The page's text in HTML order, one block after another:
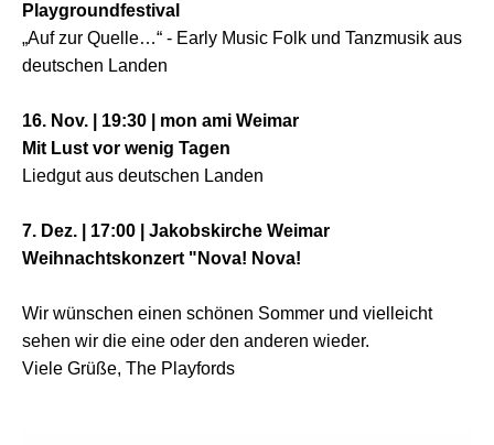
Playgroundfestival
„Auf zur Quelle…“ - Early Music Folk und Tanzmusik aus
deutschen Landen
16. Nov. | 19:30 | mon ami Weimar
Mit Lust vor wenig Tagen
Liedgut aus deutschen Landen
7. Dez. | 17:00 | Jakobskirche Weimar
Weihnachtskonzert "Nova! Nova!
Wir wünschen einen schönen Sommer und vielleicht
sehen wir die eine oder den anderen wieder.
Viele Grüße, The Playfords